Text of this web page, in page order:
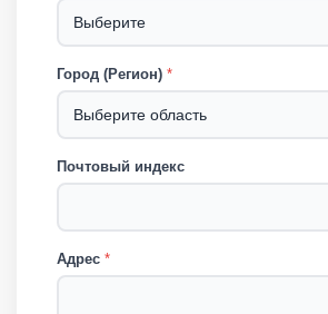
Город (Регион) *
Почтовый индекс
Адрес *